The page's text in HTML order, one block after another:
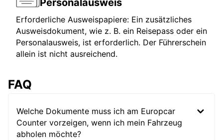
Personalausweis
Erforderliche Ausweispapiere: Ein zusätzliches
Ausweisdokument, wie z. B. ein Reisepass oder ein
Personalausweis, ist erforderlich. Der Führerschein
allein ist nicht ausreichend.
FAQ
Welche Dokumente muss ich am Europcar
Counter vorzeigen, wenn ich mein Fahrzeug
abholen möchte?